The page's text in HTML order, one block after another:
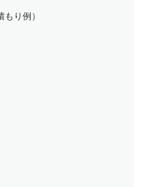
り例）